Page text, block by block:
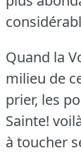
Quand la
milieu de
prier, les
Sainte!
à toucher